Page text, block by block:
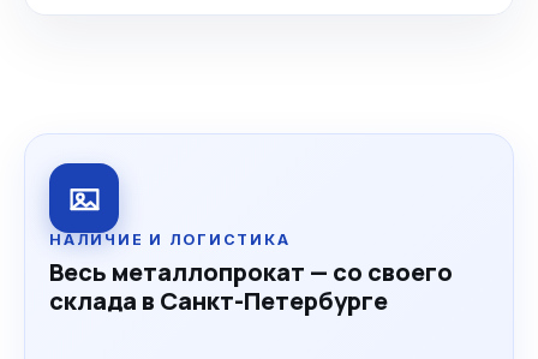
НАЛИЧИЕ И ЛОГИСТИКА
Весь металлопрокат — со своего
склада в Санкт-Петербурге